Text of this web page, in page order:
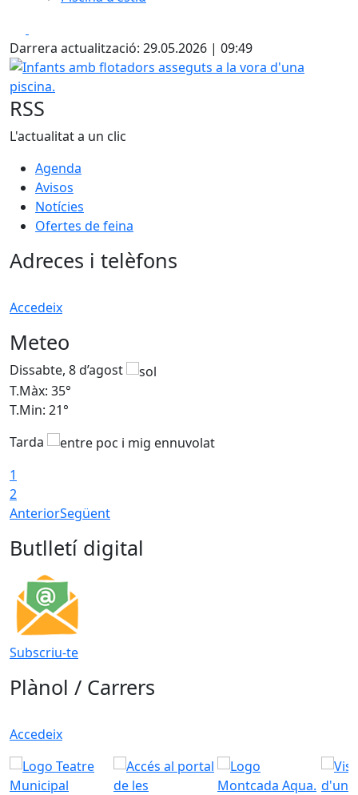
Darrera actualització: 29.05.2026 | 09:49
Infants amb flotadors asseguts a la vora d'una piscina.
RSS
L'actualitat a un clic
Agenda
Avisos
Notícies
Ofertes de feina
Adreces i telèfons
Accedeix
Meteo
Dissabte, 8 d’agost
T.Màx: 35°
T.Min: 21°
Tarda
1
2
AnteriorSegüent
Butlletí digital
Subscriu-te
Plànol / Carrers
Accedeix